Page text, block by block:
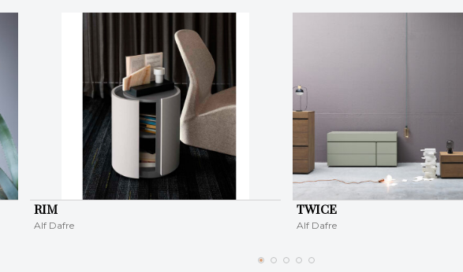
RIM
Alf Dafre
TWICE
Alf Dafre